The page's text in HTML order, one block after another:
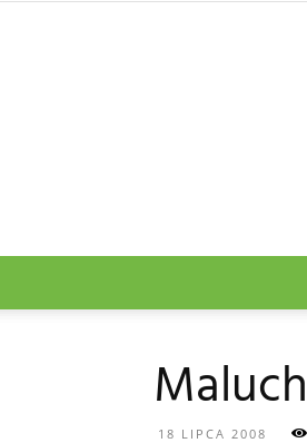
18 LIPCA 2008